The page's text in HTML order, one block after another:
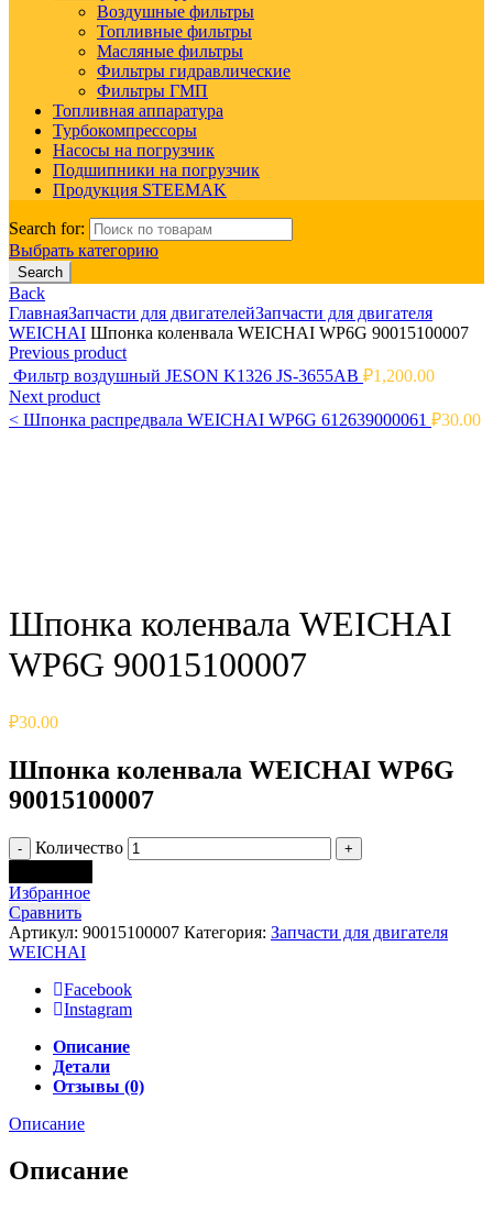
Воздушные фильтры
Топливные фильтры
Масляные фильтры
Фильтры гидравлические
Фильтры ГМП
Топливная аппаратура
Турбокомпрессоры
Насосы на погрузчик
Подшипники на погрузчик
Продукция STEEMAK
Search for:
Выбрать категорию
Search
Back
ГлавнаяЗапчасти для двигателейЗапчасти для двигателя
WEICHAI Шпонка коленвала WEICHAI WP6G 90015100007
Previous product
Фильтр воздушный JESON K1326 JS-3655AB ₽1,200.00
Next product
< Шпонка распредвала WEICHAI WP6G 612639000061 ₽30.00
Шпонка коленвала WEICHAI
WP6G 90015100007
₽30.00
Шпонка коленвала WEICHAI WP6G
90015100007
Количество
Избранное
Сравнить
Артикул: 90015100007 Категория: Запчасти для двигателя
WEICHAI
Facebook
Instagram
Описание
Детали
Отзывы (0)
Описание
Описание